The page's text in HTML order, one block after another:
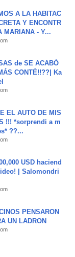
A LA HABITAC
Y ENCONTR
MARIANA - Y...
de SE ACABÓ
CONTÉ!!??| Ka
EL AUTO DE MIS
!!! *sorprendi a m
??...
USD haciend
| Salomondri
PENSARON
UN LADRON